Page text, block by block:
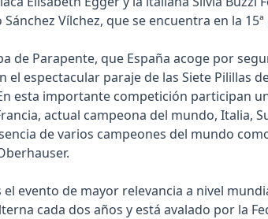
Vílchez, que se encuentra en la
de Parapente, que España acoge por
el espectacular paraje de las Siete Pilillas
esta importante competición participan
actual campeona del mundo, Italia,
de varios campeones del mundo
el evento de mayor relevancia a nivel
cada dos años y está avalado por la